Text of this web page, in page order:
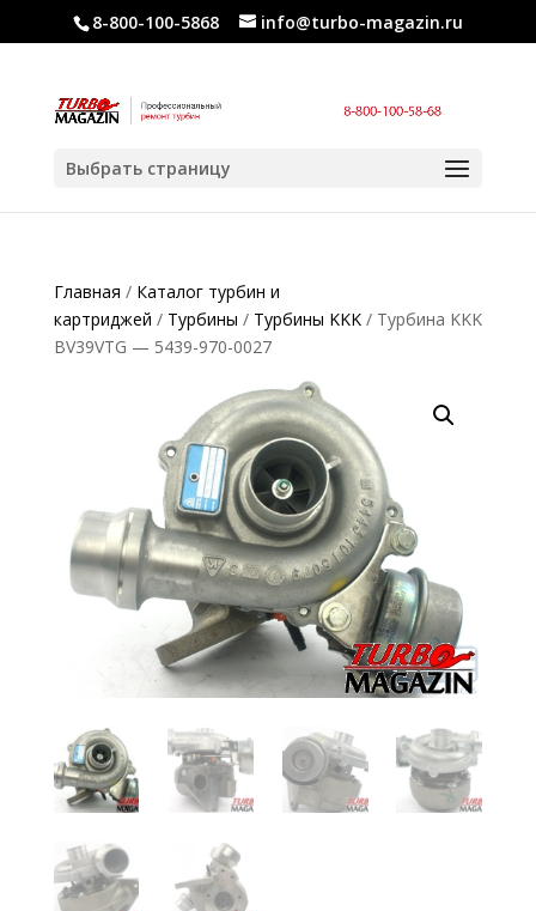
8-800-100-5868 info@turbo-magazin.ru
Выбрать страницу
Главная / Каталог турбин и
картриджей / Турбины / Турбины KKK/ Турбина KKK
BV39VTG — 5439-970-0027